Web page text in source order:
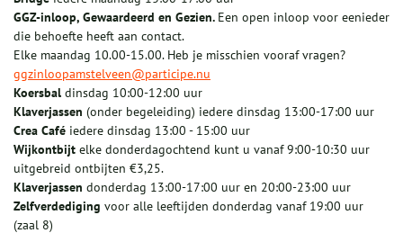
GGZ-inloop, Gewaardeerd en Gezien. Een open inloop voor eenieder
die behoefte heeft aan contact.
Elke maandag 10.00-15.00. Heb je misschien vooraf vragen?
ggzinloopamstelveen@participe.nu
Koersbal dinsdag 10:00-12:00 uur
Klaverjassen (onder begeleiding) iedere dinsdag 13:00-17:00 uur
Crea Café iedere dinsdag 13:00 - 15:00 uur
Wijkontbijt elke donderdagochtend kunt u vanaf 9:00-10:30 uur
uitgebreid ontbijten €3,25.
Klaverjassen donderdag 13:00-17:00 uur en 20:00-23:00 uur
Zelfverdediging voor alle leeftijden donderdag vanaf 19:00 uur
(zaal 8)